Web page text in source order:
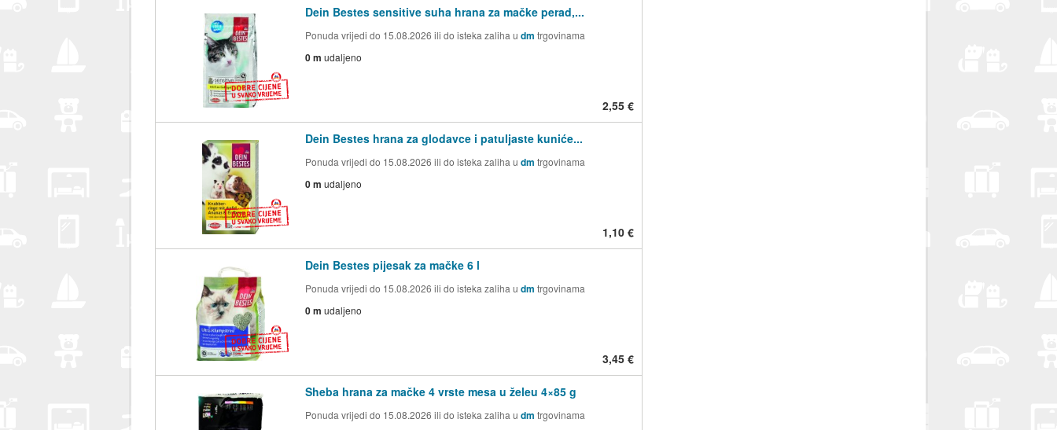
Dein Bestes sensitive suha hrana za mačke perad,...
Ponuda vrijedi do 15.08.2026 ili do isteka zaliha u dm trgovinama
0 m udaljeno
2,55 €
Dein Bestes hrana za glodavce i patuljaste kuniće...
Ponuda vrijedi do 15.08.2026 ili do isteka zaliha u dm trgovinama
0 m udaljeno
1,10 €
Dein Bestes pijesak za mačke 6 l
Ponuda vrijedi do 15.08.2026 ili do isteka zaliha u dm trgovinama
0 m udaljeno
3,45 €
Sheba hrana za mačke 4 vrste mesa u želeu 4×85 g
Ponuda vrijedi do 15.08.2026 ili do isteka zaliha u dm trgovinama